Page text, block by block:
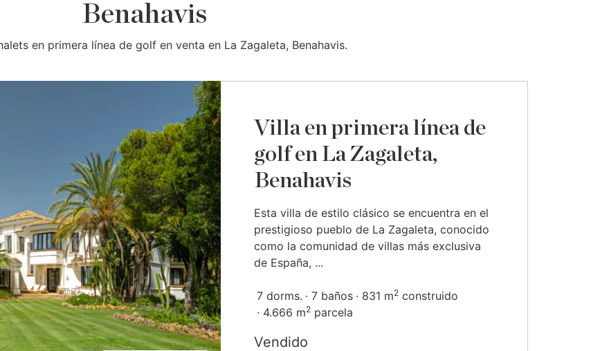
Benahavis
en primera línea de golf en venta en La Zagaleta, Benahavis.
Villa en primera línea de
golf en La Zagaleta,
Benahavis
Esta villa de estilo clásico se encuentra en el
prestigioso pueblo de La Zagaleta, conocido
como la comunidad de villas más exclusiva
de España, ...
7 dorms. 7 baños 831 m2 construido
4.666 m2 parcela
Vendido